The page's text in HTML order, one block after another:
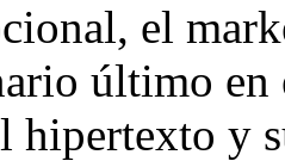
el
último en
hipertexto y